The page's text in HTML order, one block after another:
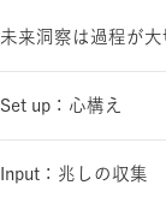
未来洞察は過程が
Set up：心構え
Input：兆しの収集